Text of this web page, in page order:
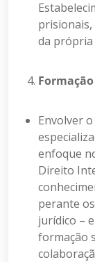
prisionais,
da própria
Formação
Envolver
enfoque
Direito
perante
jurídico –
formação